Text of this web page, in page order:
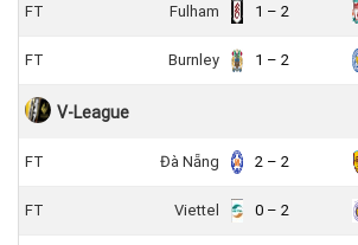
FT Fulham 1 – 2
FT Burnley 1 – 2
V-League
FT Đà Nẵng 2 – 2
FT Viettel 0 – 2